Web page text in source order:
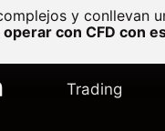
y conllevan
con CFD con
Trading